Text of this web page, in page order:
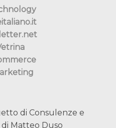
di Consulenze e
Matteo Duso